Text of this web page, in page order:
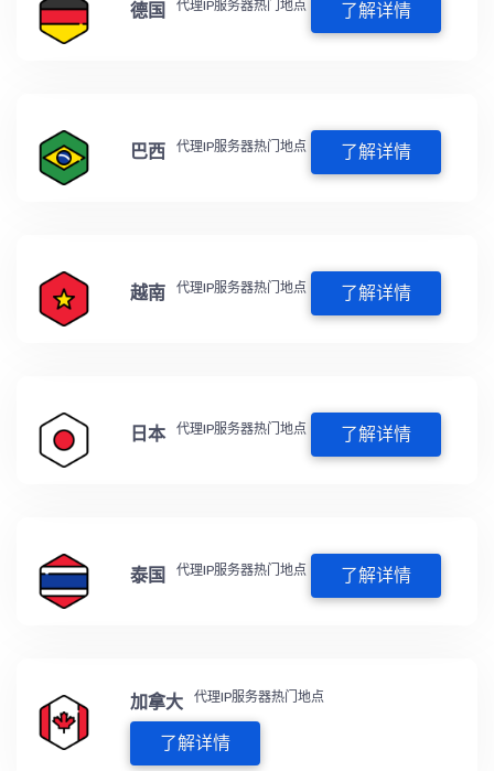
德国 代理IP服务器热门地点 了解详情
巴西 代理IP服务器热门地点 了解详情
越南 代理IP服务器热门地点 了解详情
日本 代理IP服务器热门地点 了解详情
泰国 代理IP服务器热门地点 了解详情
加拿大 代理IP服务器热门地点
了解详情